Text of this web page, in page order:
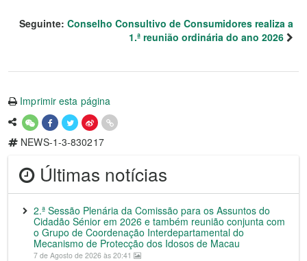
Seguinte: Conselho Consultivo de Consumidores realiza a
1.ª reunião ordinária do ano 2026
Imprimir esta página
NEWS-1-3-830217
Últimas notícias
2.ª Sessão Plenária da Comissão para os Assuntos do
Cidadão Sénior em 2026 e também reunião conjunta com
o Grupo de Coordenação Interdepartamental do
Mecanismo de Protecção dos Idosos de Macau
7 de Agosto de 2026 às 20:41